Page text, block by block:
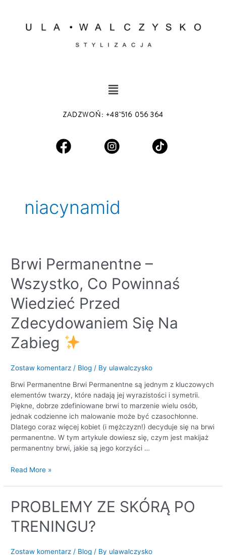
Menu
ZADZWOŃ: +48 516 056 364
niacynamid
Brwi Permanentne –
Wszystko, Co Powinnaś
Wiedzieć Przed
Zdecydowaniem Się Na
Zabieg
Zostaw komentarz / Blog / By ulawalczysko
Brwi Permanentne Brwi Permanentne są jednym z kluczowych
elementów twarzy, które nadają jej wyrazistości i symetrii.
Piękne, dobrze zdefiniowane brwi to marzenie wielu osób,
jednak codzienne ich malowanie może być czasochłonne.
Dlatego coraz więcej kobiet (i mężczyzn!) decyduje się na brwi
permanentne. W tym artykule dowiesz się, czym jest makijaż
permanentny brwi, jakie są jego korzyści …
Brwi
Permanentne
–
Wszystko,
Co
Powinnaś
Wiedzieć
Zdecydowaniem
Na
Read More »
PROBLEMY ZE SKÓRĄ PO
TRENINGU?
Zostaw komentarz / Blog / By ulawalczysko
PROBLEMY
ZE
SKÓRĄ
PO